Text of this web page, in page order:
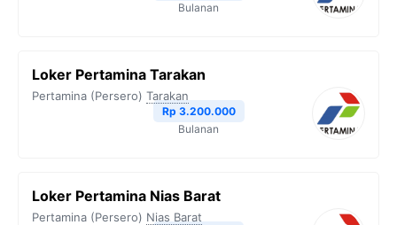
Bulanan
Loker Pertamina Tarakan
Pertamina (Persero) Tarakan
Rp 3.200.000
Bulanan
Loker Pertamina Nias Barat
Pertamina (Persero) Nias Barat